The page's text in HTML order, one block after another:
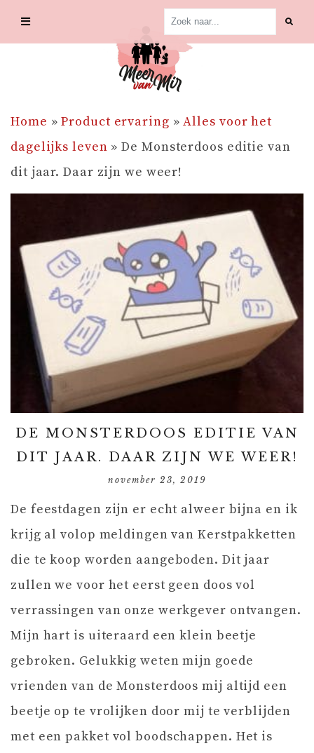
Home »Product ervaring »Alles voor het
dagelijks leven »De Monsterdoos editie van
dit jaar. Daar zijn we weer!
DE MONSTERDOOS EDITIE VAN
DIT JAAR. DAAR ZIJN WE WEER!
november 23, 2019
De feestdagen zijn er echt alweer bijna en ik
krijg al volop meldingen van Kerstpakketten
die te koop worden aangeboden. Dit jaar
zullen we voor het eerst geen doos vol
verrassingen van onze werkgever ontvangen.
Mijn hart is uiteraard een klein beetje
gebroken. Gelukkig weten mijn goede
vrienden van de Monsterdoos mij altijd een
beetje op te vrolijken door mij te verblijden
met een pakket vol boodschappen. Het is